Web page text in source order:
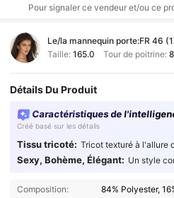
Pour signaler ce vendeur et/ou ce
Le/la mannequin porte:FR 46
Taille: 165.0 Tour de poitrine:
Détails Du Produit
Caractéristiques de
Créé basé sur les détails
Tissu tricoté: Tricot texturé à l'allure
Sexy, Bohème, Élégant: Un style
Composition: 84% Polyester,